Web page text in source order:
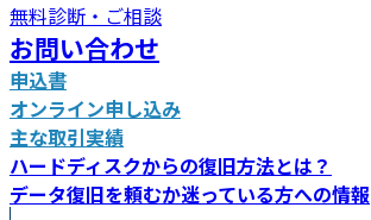
無料診断・ご相談
お問い合わせ
申込書
オンライン申し込み
主な取引実績
ハードディスクからの復旧方法とは？
データ復旧を頼むか迷っている方への情報